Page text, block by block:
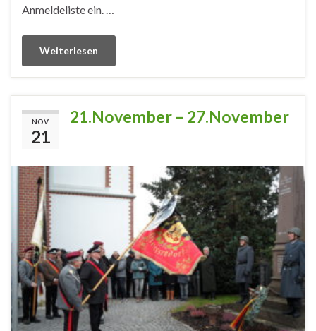
Anmeldeliste ein. …
Weiterlesen
NOV.
21
21.November – 27.November